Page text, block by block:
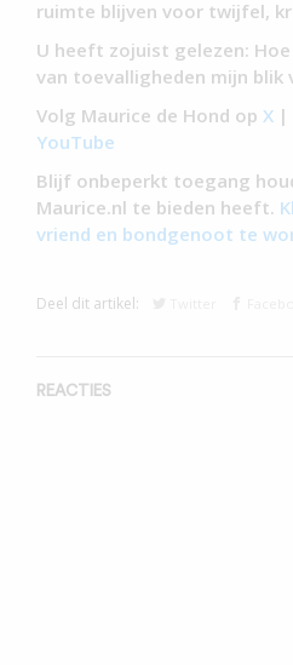
ruimte blijven voor twijfel,
U heeft zojuist gelezen:
van toevalligheden mijn blik
Volg Maurice de Hond op X |
YouTube
Blijf onbeperkt toegang
Maurice.nl te bieden heeft.
vriend en bondgenoot te
Deel dit artikel:
REACTIES